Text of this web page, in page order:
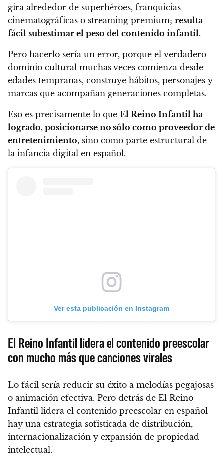
gira alrededor de superhéroes, franquicias
cinematográficas o streaming premium; resulta
fácil subestimar el peso del contenido infantil.
Pero hacerlo sería un error, porque el verdadero
dominio cultural muchas veces comienza desde
edades tempranas, construye hábitos, personajes y
marcas que acompañan generaciones completas.
Eso es precisamente lo que El Reino Infantil ha
logrado, posicionarse no sólo como proveedor de
entretenimiento, sino como parte estructural de
la infancia digital en español.
Ver esta publicación en Instagram
El Reino Infantil lidera el contenido preescolar
con mucho más que canciones virales
Lo fácil sería reducir su éxito a melodías pegajosas
o animación efectiva. Pero detrás de El Reino
Infantil lidera el contenido preescolar en español
hay una estrategia sofisticada de distribución,
internacionalización y expansión de propiedad
intelectual.